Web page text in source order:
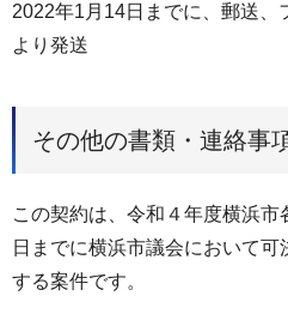
2022年1月14日までに、郵送、
より発送
その他の書類・連絡事
この契約は、令和４年度横浜
日までに横浜市議会において可
する案件です。